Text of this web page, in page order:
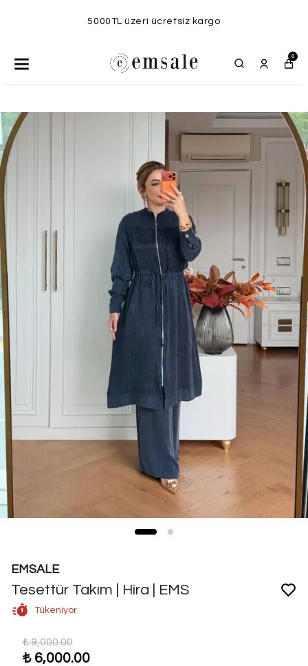
5000TL üzeri ücretsiz kargo
0
EMSALE
Tesettür Takım | Hira | EMS
Tükeniyor
₺ 9,000.00
₺ 6,000.00